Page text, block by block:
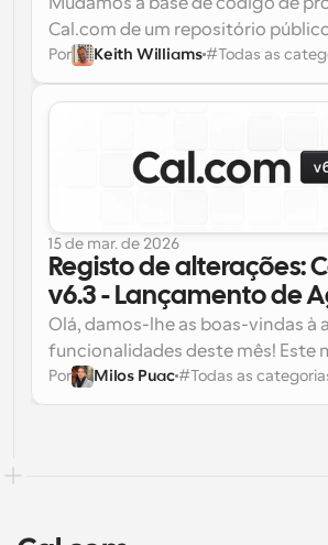
Cal.com de um repositório
calcom/cal.diy, conhecido
versão de código aberto, auto-
Eis o que mudou.
Por Keith Williams #Todas as
15 de mar. de 2026
Registo de alterações:
v6.3 - Lançamento de
Cal.com, Configuração
domínio personalizado
mais...
Olá, damos-lhe as boas-vindas à
funcionalidades deste mês! Este
nos focar em algumas áreas-
melhorar a sua experiência:
Por Milos Puac #Todas as